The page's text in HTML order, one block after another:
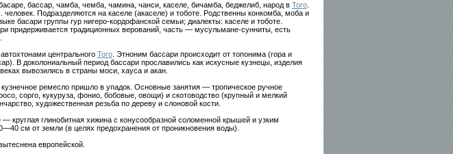
бассар, чамба, чемба, чамина, чанси, каселе, бичамба, беджелиб, народ в Того.
человек. Подразделяются на каселе (акаселе) и тоботе. Родственны конкомба, моба и
басари группы гур нигеро-кордофанской семьи; диалекты: каселе и тоботе.
придерживается традиционных верований, часть — мусульмане-сунниты, есть
центрального Того. Этноним бассари происходит от топонима (гора и
В доколониальный период бассари прославились как искусные кузнецы, изделия
вывозились в страны моси, хауса и акан.
ремесло пришло в упадок. Основные занятия — тропическое ручное
сорго, кукуруза, фонио, бобовые, овощи) и скотоводство (крупный и мелкий
художественная резьба по дереву и слоновой кости.
круглая глинобитная хижина с конусообразной соломенной крышей и узким
см от земли (в целях предохранения от проникновения воды).
европейской.